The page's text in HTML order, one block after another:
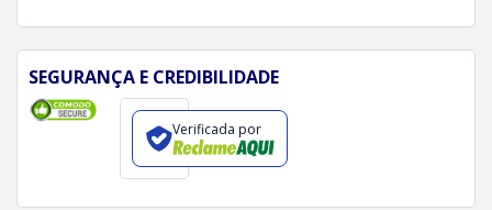
SEGURANÇA E CREDIBILIDADE
Verificada por